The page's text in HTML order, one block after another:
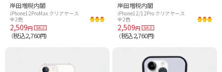
岸田増税内閣
iPhone12ProMax クリアケース
全2色
2,509円
（税込2,760円）
岸田増税内閣
iPhone12/12Pro クリアケース
全2色
2,509円
（税込2,760円）